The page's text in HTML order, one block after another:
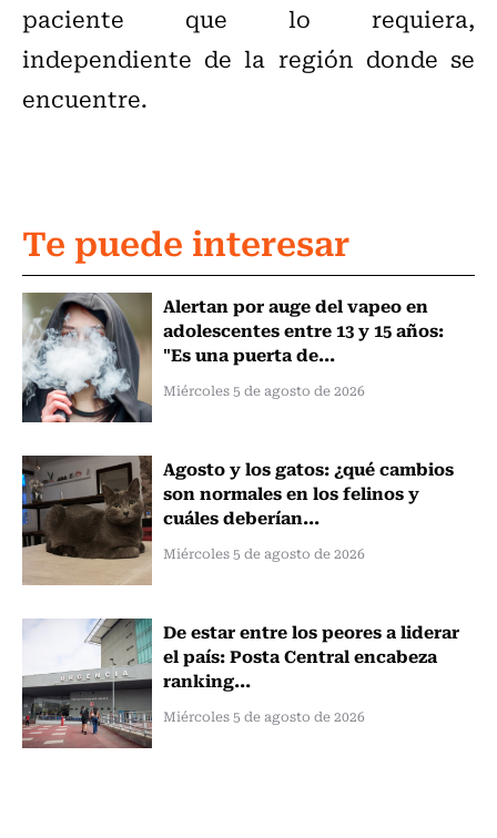
paciente que lo requiera,
independiente de la región donde se
encuentre.
Te puede interesar
Alertan por auge del vapeo en
adolescentes entre 13 y 15 años:
"Es una puerta de...
Miércoles 5 de agosto de 2026
Agosto y los gatos: ¿qué cambios
son normales en los felinos y
cuáles deberían...
Miércoles 5 de agosto de 2026
De estar entre los peores a liderar
el país: Posta Central encabeza
ranking...
Miércoles 5 de agosto de 2026